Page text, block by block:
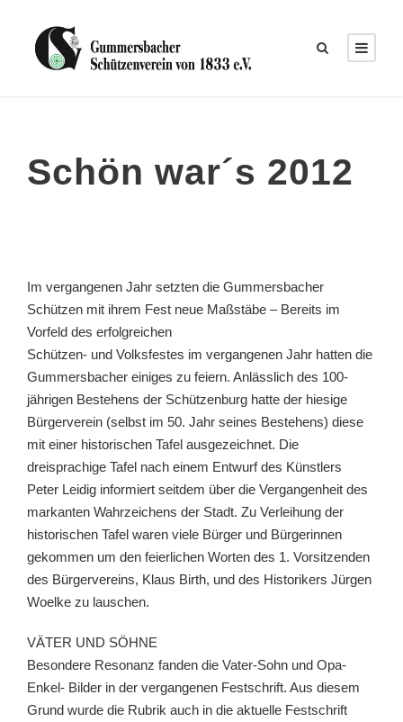
Schön war´s 2012
Im vergangenen Jahr setzten die Gummersbacher
Schützen mit ihrem Fest neue Maßstäbe – Bereits im
Vorfeld des erfolgreichen
Schützen- und Volksfestes im vergangenen Jahr hatten die
Gummersbacher einiges zu feiern. Anlässlich des 100-
jährigen Bestehens der Schützenburg hatte der hiesige
Bürgerverein (selbst im 50. Jahr seines Bestehens) diese
mit einer historischen Tafel ausgezeichnet. Die
dreisprachige Tafel nach einem Entwurf des Künstlers
Peter Leidig informiert seitdem über die Vergangenheit des
markanten Wahrzeichens der Stadt. Zu Verleihung der
historischen Tafel waren viele Bürger und Bürgerinnen
gekommen um den feierlichen Worten des 1. Vorsitzenden
des Bürgervereins, Klaus Birth, und des Historikers Jürgen
Woelke zu lauschen.
VÄTER UND SÖHNE
Besondere Resonanz fanden die Vater-Sohn und Opa-
Enkel- Bilder in der vergangenen Festschrift. Aus diesem
Grund wurde die Rubrik auch in die aktuelle Festschrift